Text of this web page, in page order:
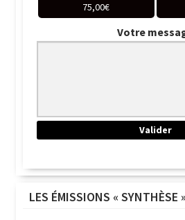
75,00€
Votre
LES ÉMISSIONS « SYNTHÈSE